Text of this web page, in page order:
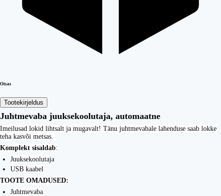
Otsas
Tootekirjeldus
Juhtmevaba juuksekoolutaja, automaatne
Imeilusad lokid lihtsalt ja mugavalt! Tänu juhtmevabale lahenduse saab lokke
teha kasvõi metsas.
Komplekt sisaldab:
Juuksekoolutaja
USB kaabel
TOOTE OMADUSED:
Juhtmevaba